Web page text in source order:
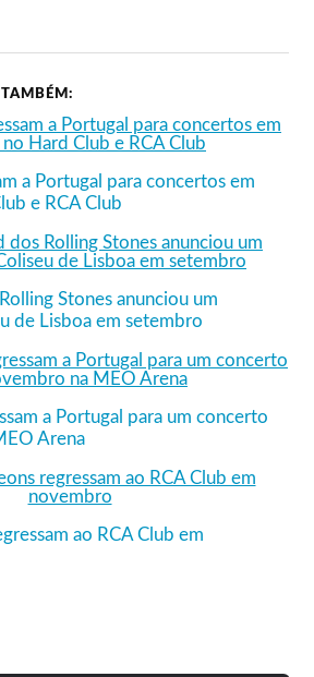
TAMBÉM:
a Portugal para concertos em
e RCA Club
Stones anunciou um
de Lisboa em setembro
a Portugal para um concerto
Arena
ao RCA Club em